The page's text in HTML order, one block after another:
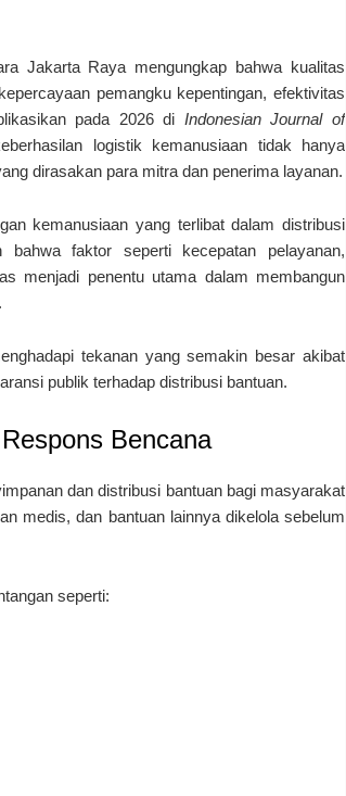
Jakarta Raya mengungkap bahwa kualitas
pemangku kepentingan, efektivitas
pada 2026 di Indonesian Journal of
logistik kemanusiaan tidak hanya
dirasakan para mitra dan penerima layanan.
kemanusiaan yang terlibat dalam distribusi
faktor seperti kecepatan pelayanan,
menjadi penentu utama dalam membangun
tekanan yang semakin besar akibat
publik terhadap distribusi bantuan.
Bencana
dan distribusi bantuan bagi masyarakat
medis, dan bantuan lainnya dikelola sebelum
seperti: